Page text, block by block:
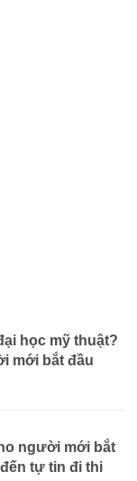
học mỹ thuật?
mới bắt đầu
người mới bắt
tự tin đi thi